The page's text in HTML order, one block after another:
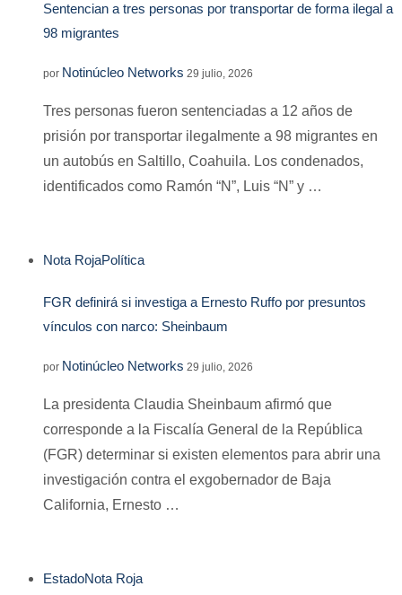
Sentencian a tres personas por transportar de forma ilegal a
98 migrantes
por Notinúcleo Networks 29 julio, 2026
Tres personas fueron sentenciadas a 12 años de
prisión por transportar ilegalmente a 98 migrantes en
un autobús en Saltillo, Coahuila. Los condenados,
identificados como Ramón “N”, Luis “N” y …
Nota RojaPolítica
FGR definirá si investiga a Ernesto Ruffo por presuntos
vínculos con narco: Sheinbaum
por Notinúcleo Networks 29 julio, 2026
La presidenta Claudia Sheinbaum afirmó que
corresponde a la Fiscalía General de la República
(FGR) determinar si existen elementos para abrir una
investigación contra el exgobernador de Baja
California, Ernesto …
EstadoNota Roja